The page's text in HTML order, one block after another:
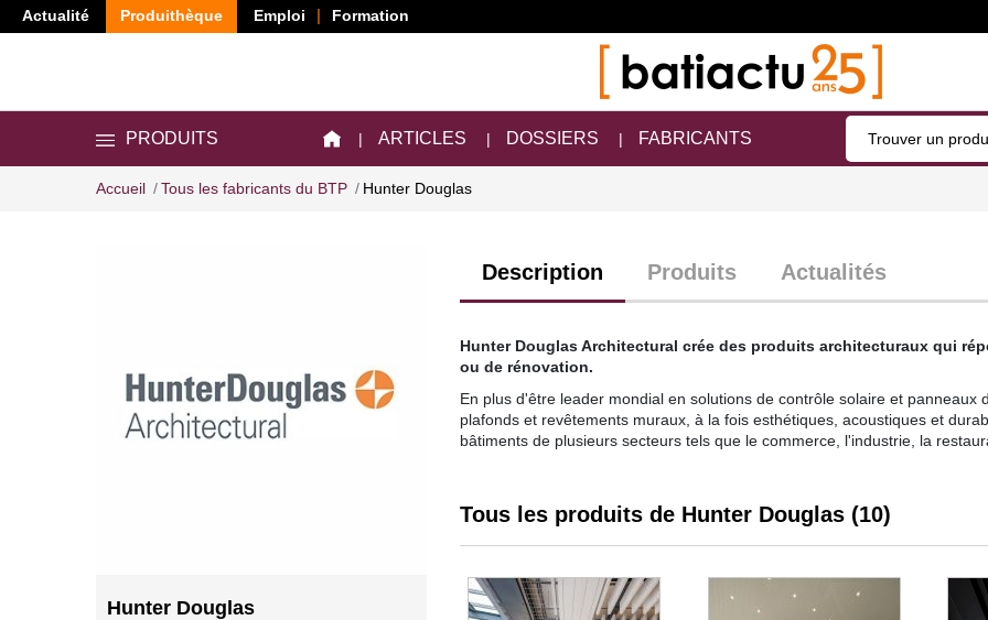
Actualité Produithèque Emploi Formation
PRODUITS ARTICLES DOSSIERS FABRICANTS
Accueil Tous les fabricants du BTP Hunter Douglas
Hunter Douglas
Description Produits Actualités
Hunter Douglas Architectural crée des produits architecturaux qui
ou de rénovation.
En plus d'être leader mondial en solutions de contrôle solaire et
plafonds et revêtements muraux, à la fois esthétiques, acoustiques et
bâtiments de plusieurs secteurs tels que le commerce, l'industrie, la
Tous les produits de Hunter Douglas (10)